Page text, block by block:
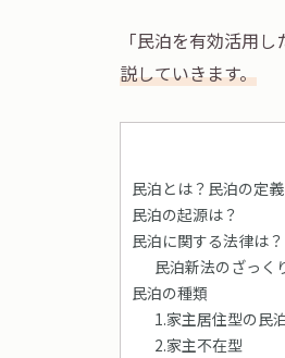
「民泊を有効活用
説していきます。
民泊とは？民泊の定
民泊の起源は？
民泊に関する法律は？
民泊新法のざっく
民泊の種類
1.家主居住型の民
2.家主不在型